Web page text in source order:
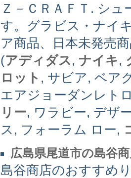
Ｚ－ＣＲＡＦＴ. シ
す。グラビス・ナイ
ア商品、日本未発売
(アディダス, ナイキ,
ロット , サビア, ベア
エアジョーダンレト
リー, ワラビー, デザ
ス, フォーラム ロー,
広島県尾道市の島谷
島谷商店のおすすめ